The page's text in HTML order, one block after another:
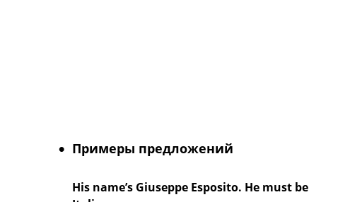
Примеры предложений
His name’s Giuseppe Esposito. He must be